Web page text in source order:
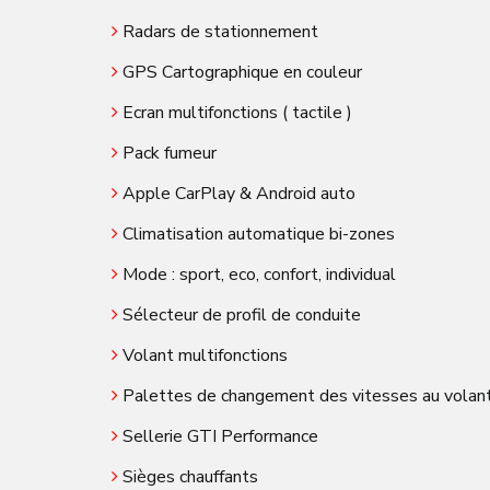
Radars de stationnement
GPS Cartographique en couleur
Ecran multifonctions ( tactile )
Pack fumeur
Apple CarPlay & Android auto
Climatisation automatique bi-zones
Mode : sport, eco, confort, individual
Sélecteur de profil de conduite
Volant multifonctions
Palettes de changement des vitesses au
Sellerie GTI Performance
Sièges chauffants